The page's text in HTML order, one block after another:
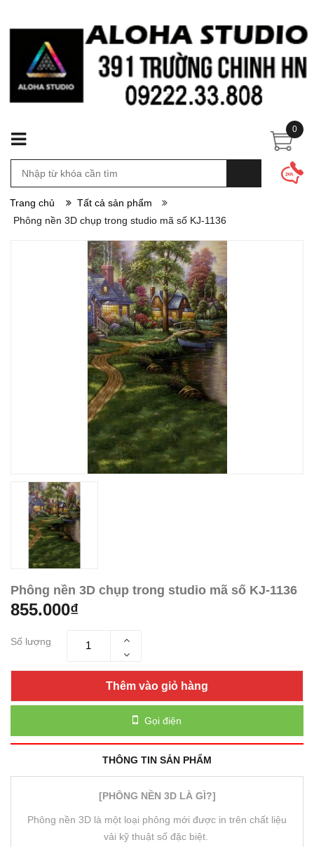
0
Trang chủ
Tất cả sản phẩm
Phông nền 3D chụp trong studio mã số KJ-1136
Phông nền 3D chụp trong studio mã số KJ-1136
855.000₫
Số lượng
Thêm vào giỏ hàng
Gọi điện
THÔNG TIN SẢN PHẨM
[PHÔNG NỀN 3D LÀ GÌ?]
Phông nền 3D là một loại phông mới được in trên chất liệu
vải kỹ thuật số đặc biệt.